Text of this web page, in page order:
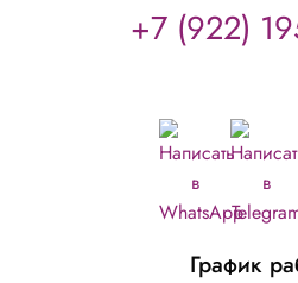
+7 (922)
График